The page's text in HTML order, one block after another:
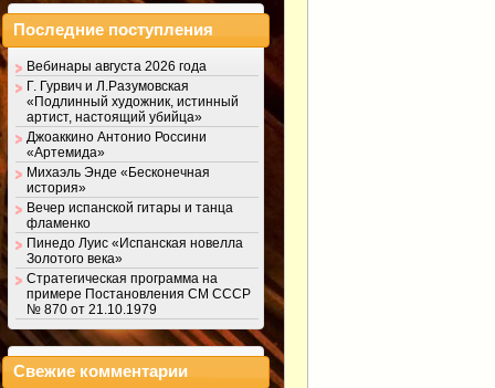
Последние поступления
Вебинары августа 2026 года
Г. Гурвич и Л.Разумовская
«Подлинный художник, истинный
артист, настоящий убийца»
Джоаккино Антонио Россини
«Артемида»
Михаэль Энде «Бесконечная
история»
Вечер испанской гитары и танца
фламенко
Пинедо Луис «Испанская новелла
Золотого века»
Стратегическая программа на
примере Постановления СМ СССР
№ 870 от 21.10.1979
Свежие комментарии